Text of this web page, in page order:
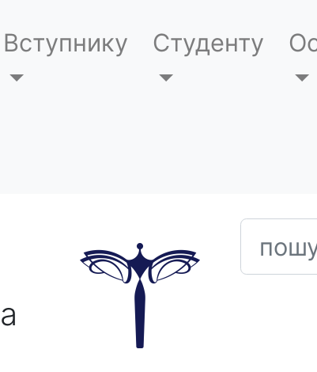
Вступнику Студенту